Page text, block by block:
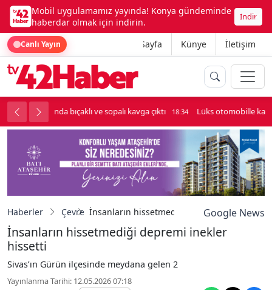
Mobil uygulamamız yayında! Konya gündeminde
haberdar olmak için indirin.
İndir
Canlı Yayın Ana Sayfa Künye İletişim
kavga çıktı 18:34 Lüks otomobille kar maskeli milyonluk soygun
Haberler Çevre İnsanların hissetmediği depremi inekler
Google News
İnsanların hissetmediği depremi inekler
hissetti
Sivas’ın Gürün ilçesinde meydana gelen 2
Yayınlanma Tarihi: 12.05.2026 07:18